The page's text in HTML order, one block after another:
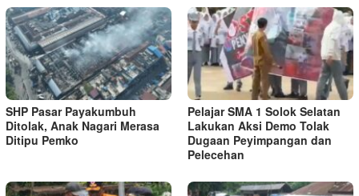
SHP Pasar Payakumbuh
Ditolak, Anak Nagari Merasa
Ditipu Pemko
Pelajar SMA 1 Solok Selatan
Lakukan Aksi Demo Tolak
Dugaan Peyimpangan dan
Pelecehan